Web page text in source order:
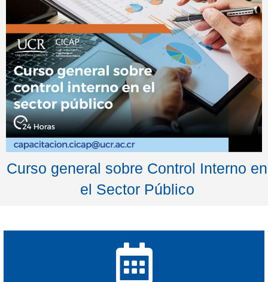
Curso general sobre Control Interno en
el Sector Público